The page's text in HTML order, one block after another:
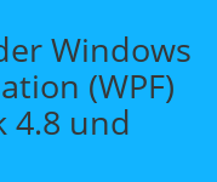
Windows
(WPF)
4.8 und